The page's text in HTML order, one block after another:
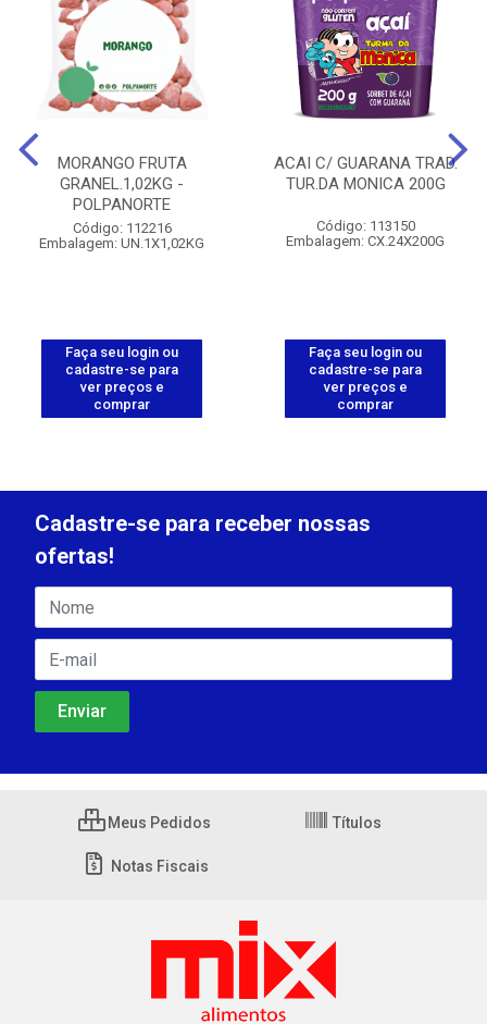
MORANGO FRUTA
GRANEL.1,02KG -
POLPANORTE
Código: 112216
Embalagem: UN.1X1,02KG
Faça seu login ou
cadastre-se para
ver preços e
comprar
ACAI C/ GUARANA TRAD.
TUR.DA MONICA 200G
Código: 113150
Embalagem: CX.24X200G
Faça seu login ou
cadastre-se para
ver preços e
comprar
Cadastre-se para receber nossas
ofertas!
Meus Pedidos Títulos
Notas Fiscais